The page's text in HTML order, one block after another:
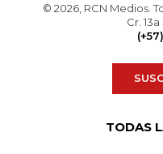
© 2026, RCN Medios.
Cr.
TODAS